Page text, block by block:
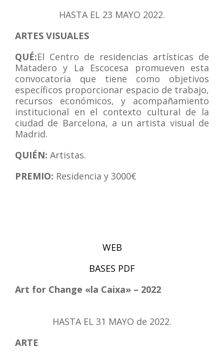
HASTA EL 23 MAYO 2022.
ARTES VISUALES
QUÉ:El Centro de residencias artísticas de
Matadero y La Escocesa promueven esta
convocatoria que tiene como objetivos
específicos proporcionar espacio de trabajo,
recursos económicos, y acompañamiento
institucional en el contexto cultural de la
ciudad de Barcelona, a un artista visual de
Madrid.
QUIÉN: Artistas.
PREMIO: Residencia y 3000€
WEB
BASES PDF
Art for Change «la Caixa» – 2022
HASTA EL 31 MAYO de 2022.
ARTE